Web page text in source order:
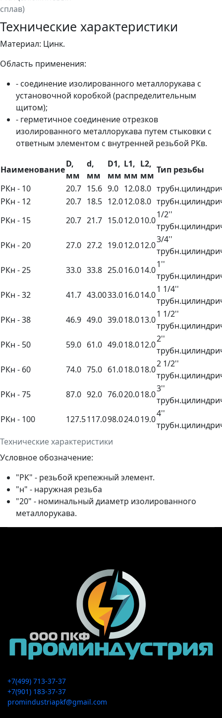
сплав)
Технические характеристики
Материал: Цинк.
Область применения:
- соединение изолированного металлорукава с
установочной коробкой (распределительным
щитом);
- герметичное соединение отрезков
изолированного металлорукава путем стыковки с
ответным элементом с внутренней резьбой РКв.
Технические характеристики
Наименование
D,
мм
d,
мм
D1,
мм
L1,
мм
L2,
мм
Тип резьбы
РКн - 10
20.7 15.6 9.0 12.08.0
РКн - 12
20.7 18.5 12.012.08.0
РКн - 15
20.7 21.7 15.012.010.0
1/2''
РКн - 20
27.0 27.2 19.012.012.0
3/4''
РКн - 25
33.0 33.8 25.016.014.0
1''
РКн - 32
41.7 43.0033.016.014.0
1 1/4''
РКн - 38
46.9 49.0 39.018.013.0
1 1/2''
РКн - 50
59.0 61.0 49.018.012.0
2''
РКн - 60
74.0 75.0 61.018.018.0
2 1/2''
РКн - 75
87.0 92.0 76.020.018.0
3''
РКн - 100
127.5117.098.024.019.0
4''
Условное обозначение:
"РК" - резьбой крепежный элемент.
"н" - наружная резьба
"20" - номинальный диаметр изолированного
металлорукава.
+7(499) 713-37-37
+7(901) 183-37-37
promindustriapkf@gmail.com